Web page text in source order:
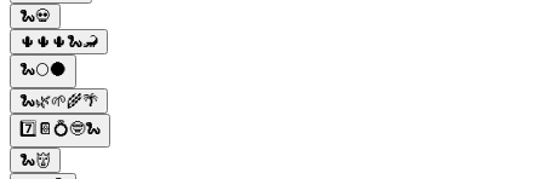
🐍💀
🌵🌵🌵🐍🦂
🐍🌕🌑
🐍🌿🌱🌾🌴
7️⃣📔💍🤓🐍
🐍👹